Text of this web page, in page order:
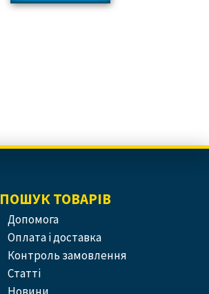
ПОШУК ТОВАРІВ
допомога
оплата і доставка
контроль замовлення
статті